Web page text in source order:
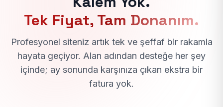
Tek Fiyat, Tam Donanım.
Profesyonel siteniz artık tek ve şeffaf bir rakamla
hayata geçiyor. Alan adından desteğe her şey
içinde; ay sonunda karşınıza çıkan ekstra bir
fatura yok.